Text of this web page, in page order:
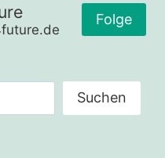
Folge
Suchen